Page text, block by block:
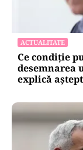
ACTUALITATE
Ce condiție
desemnarea
explică